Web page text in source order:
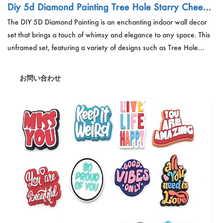
Diy 5d Diamond Painting Tree Hole Starry Cheeta
h Cute Cats Moon Cats Starry Cheetah Red Castl
e Unframed Set Indoor Wall Decor
The DIY 5D Diamond Painting is an enchanting indoor wall decor
set that brings a touch of whimsy and elegance to any space. This
unframed set, featuring a variety of designs such as Tree Hole
Castle, is crafted with multicolor PMMA for a vibrant and durable
お問い合わせ